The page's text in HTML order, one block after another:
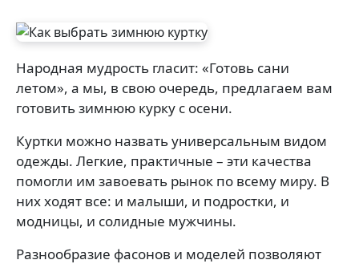
Народная мудрость гласит: «Готовь сани
летом», а мы, в свою очередь, предлагаем вам
готовить зимнюю курку с осени.
Куртки можно назвать универсальным видом
одежды. Легкие, практичные – эти качества
помогли им завоевать рынок по всему миру. В
них ходят все: и малыши, и подростки, и
модницы, и солидные мужчины.
Разнообразие фасонов и моделей позволяют